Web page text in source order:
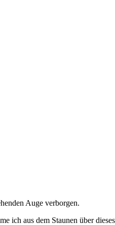
Auge verborgen.
ich aus dem Staunen über